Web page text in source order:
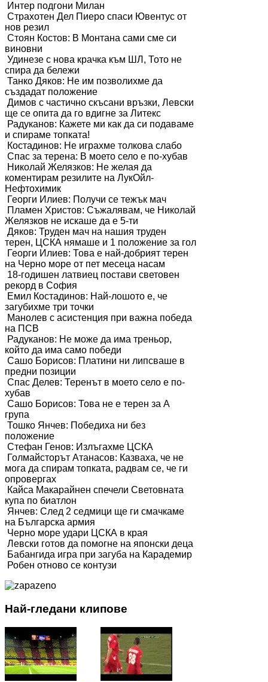
Интер подгони Милан
Страхотен Дел Пиеро спаси Ювентус от
нов резил
Стоян Костов: В Монтана сами сме си
виновни
Удинезе с нова крачка към ШЛ, Тото не
спира да бележи
Танко Дяков: Не им позволихме да
създадат положение
Димов с частично скъсани връзки, Левски
ще се опита да го вдигне за Литекс
Радуканов: Кажете ми как да си подаваме
и спираме топката!
Костадинов: Не играхме толкова слабо
Спас за терена: В моето село е по-хубав
Николай Желязков: Не желая да
коментирам резилите на ЛукОйл-
Нефтохимик
Георги Илиев: Получи се тежък мач
Пламен Христов: Съжалявам, че Николай
Желязков не искаше да е 5-ти
Дяков: Труден мач на нашия труден
терен, ЦСКА нямаше и 1 положение за гол
Георги Илиев: Това е най-добрият терен
на Черно море от пет месеца насам
18-годишен латвиец постави световен
рекорд в София
Емил Костадинов: Най-лошото е, че
загубихме три точки
Манолев с асистенция при важна победа
на ПСВ
Радуканов: Не може да има треньор,
който да има само победи
Сашо Борисов: Платини ни липсваше в
предни позиции
Спас Делев: Теренът в моето село е по-
хубав
Сашо Борисов: Това не е терен за А
група
Тошко Янчев: Победиха ни без
положение
Стефан Генов: Излъгахме ЦСКА
Голмайсторът Атанасов: Казваха, че не
мога да спирам топката, радвам се, че ги
опровергах
Кайса Макарайнен спечели Световната
купа по биатлон
Янчев: След 2 седмици ще ги смачкаме
на Българска армия
Черно море удари ЦСКА в края
Левски готов да помогне на японски деца
Бабангида игра при загуба на Карадемир
Робен отново се контузи
Най-гледани клипове